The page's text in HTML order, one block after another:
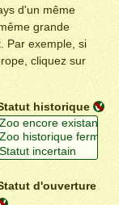
d'un même
grande
Par exemple, si
cliquez sur
historique
d'ouverture